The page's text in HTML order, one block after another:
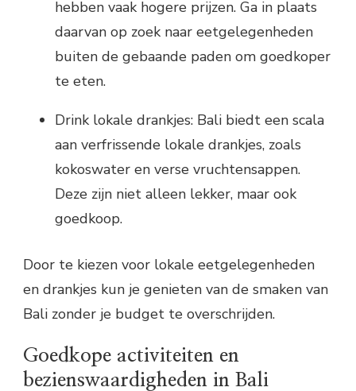
hebben vaak hogere prijzen. Ga in plaats
daarvan op zoek naar eetgelegenheden
buiten de gebaande paden om goedkoper
te eten.
Drink lokale drankjes: Bali biedt een scala
aan verfrissende lokale drankjes, zoals
kokoswater en verse vruchtensappen.
Deze zijn niet alleen lekker, maar ook
goedkoop.
Door te kiezen voor lokale eetgelegenheden
en drankjes kun je genieten van de smaken van
Bali zonder je budget te overschrijden.
Goedkope activiteiten en
bezienswaardigheden in Bali